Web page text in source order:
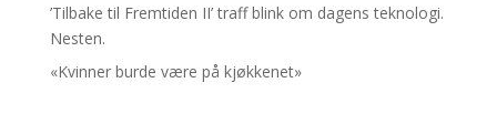
’Tilbake til Fremtiden II’ traff blink om dagens teknologi.
Nesten.
«Kvinner burde være på kjøkkenet»